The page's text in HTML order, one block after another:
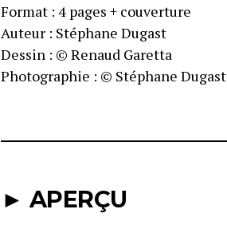
Format : 4 pages + couverture
Auteur : Stéphane Dugast
Dessin : © Renaud Garetta
Photographie : © Stéphane Dugast
► APERÇU